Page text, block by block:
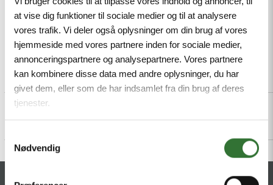
at vise dig funktioner til sociale medier og til at analysere
vores trafik. Vi deler også oplysninger om din brug af vores
hjemmeside med vores partnere inden for sociale medier,
annonceringspartnere og analysepartnere. Vores partnere
kan kombinere disse data med andre oplysninger, du har
givet dem, eller som de har indsamlet fra din brug af deres
tjenester.
Nødvendig
Beschreibung Specifications Dateien